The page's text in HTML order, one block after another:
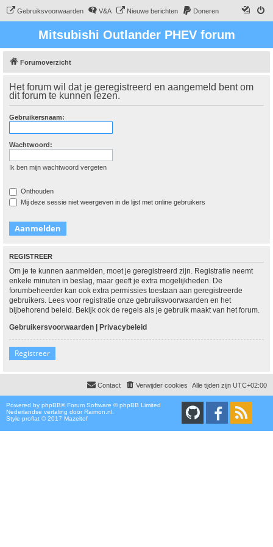
Gebruiksvoorwaarden V&A Nieuwe berichten Doneren
Mitsubishi Outlander PHEV forum
Forumoverzicht
Het forum wil dat je geregistreerd en aangemeld bent om
dit forum te kunnen lezen.
Gebruikersnaam:
Wachtwoord:
Ik ben mijn wachtwoord vergeten
Onthouden
Mij deze sessie niet weergeven in de lijst met online gebruikers
REGISTREER
Om je te kunnen aanmelden, moet je geregistreerd zijn. Registratie neemt
enkele minuten in beslag, maar geeft je extra mogelijkheden. De
forumbeheerder kan ook extra permissies toestaan aan geregistreerde
gebruikers. Lees voor registratie onze gebruiksvoorwaarden en het
bijbehorend beleid. Bekijk ook de regels als je gebruik maakt van het forum.
Gebruikersvoorwaarden | Privacybeleid
Registreer
Alle tijden zijn UTC+02:00
Verwijder cookies
Contact
Powered by phpBB® Forum Software © phpBB Limited
Nederlandse vertaling door Raimon.nl
Style proflat © 2017 Mazeltof